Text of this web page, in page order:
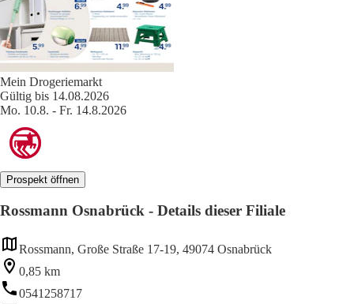
Mein Drogeriemarkt
Gültig bis 14.08.2026
Mo. 10.8. - Fr. 14.8.2026
Prospekt öffnen
Rossmann Osnabrück - Details dieser Filiale
Rossmann, Große Straße 17-19, 49074 Osnabrück
0,85 km
0541258717